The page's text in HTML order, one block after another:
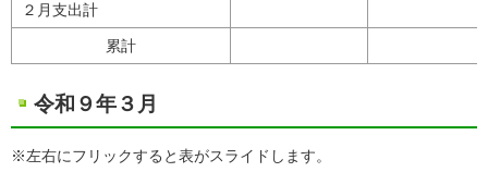
２月支出計
累計
令和９年３月
※左右にフリックすると表がスライドします。